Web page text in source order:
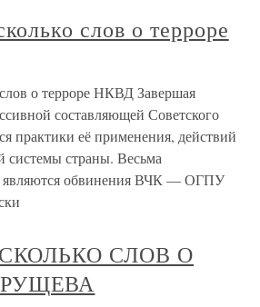
слов о терроре
о терроре НКВД Завершая
составляющей Советского
практики её применения, действий
системы страны. Весьма
обвинения ВЧК — ОГПУ
СЛОВ О